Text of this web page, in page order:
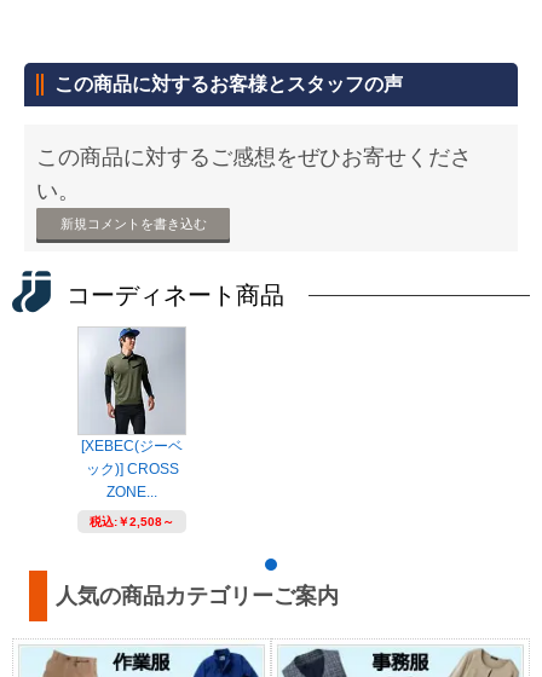
この商品に対するお客様とスタッフの声
この商品に対するご感想をぜひお寄せくださ
い。
新規コメントを書き込む
コーディネート商品
[XEBEC(ジーベ
ック)] CROSS
ZONE...
税込:￥2,508～
人気の商品カテゴリーご案内